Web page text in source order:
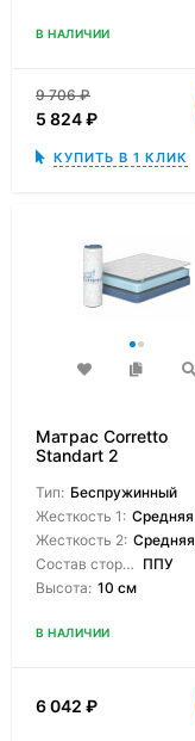
В НАЛИЧИИ
9 706₽
5 824₽
КУПИТЬ В 1 КЛИК
Матрас Corretto
Standart 2
Тип: Беспружинный
Жесткость 1: Средняя
Жесткость 2: Средняя
Состав сторон: ППУ
Высота: 10 см
В НАЛИЧИИ
6 042 ₽